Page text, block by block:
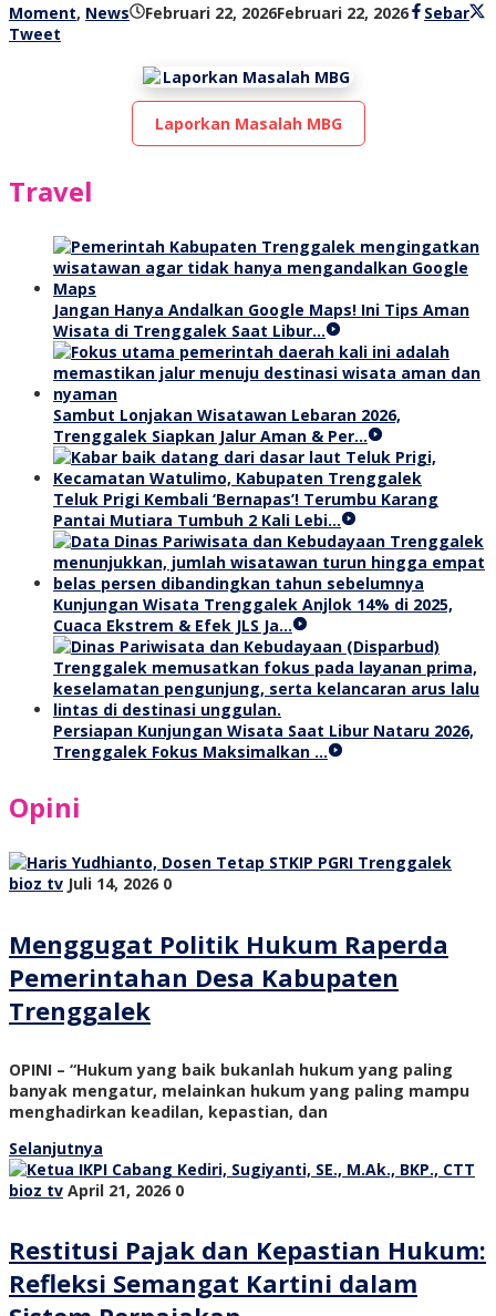
Moment, News Februari 22, 2026Februari 22, 2026olehSebar
Tweet
Laporkan Masalah MBG
Travel
Jangan Hanya Andalkan Google Maps! Ini Tips Aman
Wisata di Trenggalek Saat Libur…
Sambut Lonjakan Wisatawan Lebaran 2026,
Trenggalek Siapkan Jalur Aman & Per…
Teluk Prigi Kembali ‘Bernapas’! Terumbu Karang
Pantai Mutiara Tumbuh 2 Kali Lebi…
Kunjungan Wisata Trenggalek Anjlok 14% di 2025,
Cuaca Ekstrem & Efek JLS Ja…
Persiapan Kunjungan Wisata Saat Libur Nataru 2026,
Trenggalek Fokus Maksimalkan …
Opini
bioz tv Juli 14, 2026 0
Menggugat Politik Hukum Raperda
Pemerintahan Desa Kabupaten
Trenggalek
OPINI – “Hukum yang baik bukanlah hukum yang paling
banyak mengatur, melainkan hukum yang paling mampu
menghadirkan keadilan, kepastian, dan
Selanjutnya
bioz tv April 21, 2026 0
Restitusi Pajak dan Kepastian Hukum:
Refleksi Semangat Kartini dalam